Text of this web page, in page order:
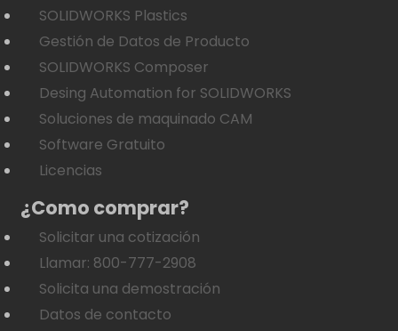
SOLIDWORKS Plastics
Gestión de Datos de Producto
SOLIDWORKS Composer
Desing Automation for SOLIDWORKS
Soluciones de maquinado CAM
Software Gratuito
Licencias
¿Como comprar?
Solicitar una cotización
Llamar: 800-777-2908
Solicita una demostración
Datos de contacto